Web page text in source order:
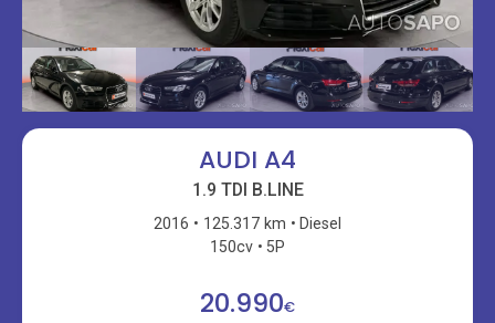
AUDI A4
1.9 TDI B.LINE
2016 125.317 km
Diesel
150cv
5P
20.990€